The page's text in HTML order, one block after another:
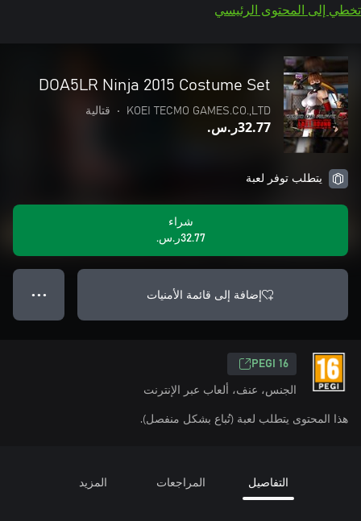
تخطي إلى المحتوى الرئيسي
DOA5LR Ninja 2015 Costume Set
KOEI TECMO GAMES.CO.,LTD
• قتالية
‪ر.س.‏‎32.77‬
يتطلب توفر لعبة
شراء
‪ر.س.‏‎32.77‬
إضافة إلى قائمة الأمنيات ● ● ●
PEGI 16
الجنس، عنف، ألعاب عبر الإنترنت
هذا المحتوى يتطلب لعبة (تُباع بشكل منفصل).
التفاصيل المراجعات المزيد